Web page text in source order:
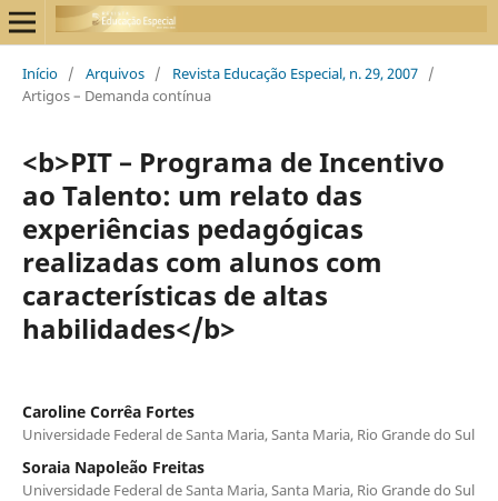
Início / Arquivos / Revista Educação Especial, n. 29, 2007 /
Artigos – Demanda contínua
<b>PIT – Programa de Incentivo
ao Talento: um relato das
experiências pedagógicas
realizadas com alunos com
características de altas
habilidades</b>
Caroline Corrêa Fortes
Universidade Federal de Santa Maria, Santa Maria, Rio Grande do Sul
Soraia Napoleão Freitas
Universidade Federal de Santa Maria, Santa Maria, Rio Grande do Sul